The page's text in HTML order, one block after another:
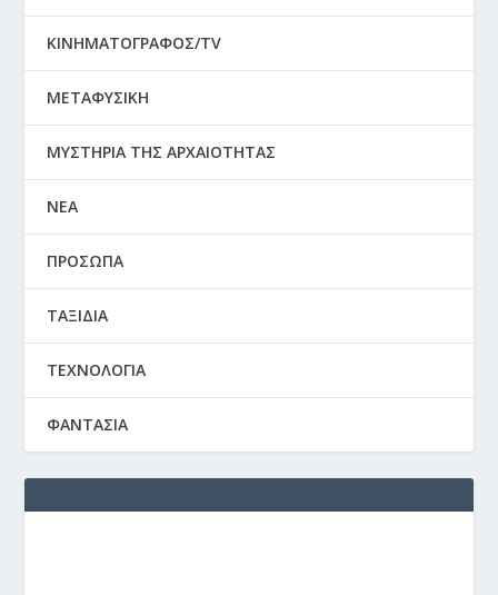
ΚΙΝΗΜΑΤΟΓΡΑΦΟΣ/TV
ΜΕΤΑΦΥΣΙΚΗ
ΜΥΣΤΗΡΙΑ ΤΗΣ ΑΡΧΑΙΟΤΗΤΑΣ
ΝΕΑ
ΠΡΟΣΩΠΑ
ΤΑΞΙΔΙΑ
ΤΕΧΝΟΛΟΓΙΑ
ΦΑΝΤΑΣΙΑ